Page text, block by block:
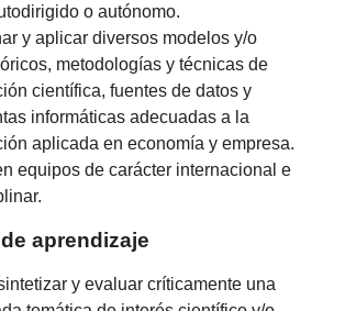
o autónomo.
y aplicar diversos modelos y/o
metodologías y técnicas de
científica, fuentes de datos y
informáticas adecuadas a la
aplicada en economía y empresa.
equipos de carácter internacional e
aprendizaje
y evaluar críticamente una